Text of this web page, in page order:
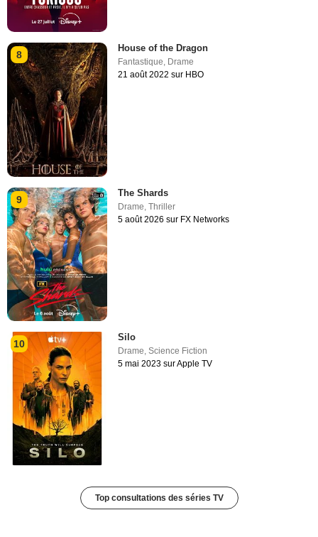
8
House of the Dragon
Fantastique, Drame
21 août 2022 sur HBO
9
The Shards
Drame ,Thriller
5 août 2026 sur FX Networks
10
Silo
Drame,Science Fiction
5 mai 2023 sur Apple TV
Top consultations des séries TV